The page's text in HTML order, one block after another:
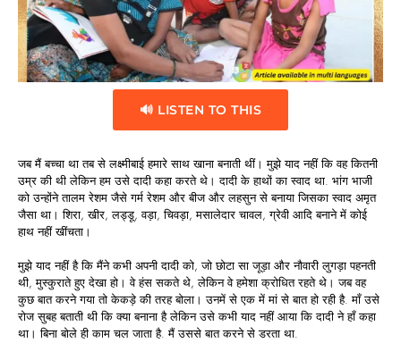
🔊 LISTEN TO THIS
जब मैं बच्चा था तब से लक्ष्मीबाई हमारे साथ खाना बनाती थीं। मुझे याद नहीं कि वह कितनी
उम्र की थी लेकिन हम उसे दादी कहा करते थे। दादी के हाथों का स्वाद था. भांग भाजी
को उन्होंने तालम रेशम जैसे गर्म रेशम और बीज और लहसुन से बनाया जिसका स्वाद अमृत
जैसा था। शिरा, खीर, लड्डू, वड़ा, चिवड़ा, मसालेदार चावल, ग्रेवी आदि बनाने में कोई
हाथ नहीं खींचता।
मुझे याद नहीं है कि मैंने कभी अपनी दादी को, जो छोटा सा जूड़ा और नौवारी लुगड़ा पहनती
थी, मुस्कुराते हुए देखा हो। वे हंस सकते थे, लेकिन वे हमेशा क्रोधित रहते थे। जब वह
कुछ बात करने गया तो केकड़े की तरह बोला। उनमें से एक में मां से बात हो रही है. माँ उसे
रोज सुबह बताती थी कि क्या बनाना है लेकिन उसे कभी याद नहीं आया कि दादी ने हाँ कहा
था। बिना बोले ही काम चल जाता है. मैं उससे बात करने से डरता था.